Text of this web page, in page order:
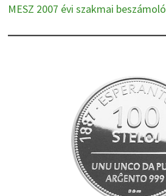
MESZ 2007 évi szakmai beszámoló